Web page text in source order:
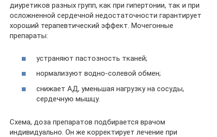
диуретиков разных групп, как при гипертонии, так и при
осложненной сердечной недостаточности гарантирует
хороший терапевтический эффект. Мочегонные
препараты:
устраняют пастозность тканей;
нормализуют водно-солевой обмен;
снижает АД, уменьшая нагрузку на сосуды,
сердечную мышцу.
Схема, доза препаратов подбирается врачом
индивидуально. Он же корректирует лечение при